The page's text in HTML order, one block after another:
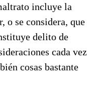
incluye la
o se considera, que
delito de
cada vez
cosas bastante